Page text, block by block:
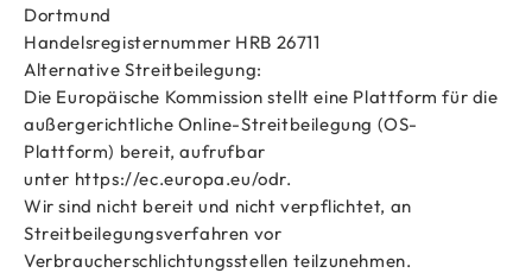
Dortmund
Handelsregisternummer HRB 26711
Alternative Streitbeilegung:
Die Europäische Kommission stellt eine Plattform für die
außergerichtliche Online-Streitbeilegung (OS-
Plattform) bereit, aufrufbar
unter https://ec.europa.eu/odr.
Wir sind nicht bereit und nicht verpflichtet, an
Streitbeilegungsverfahren vor
Verbraucherschlichtungsstellen teilzunehmen.